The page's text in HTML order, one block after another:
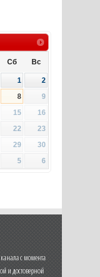
Сб Вс
1
2
8
9
15
16
22
23
29
30
5 6
с момента
и достоверной